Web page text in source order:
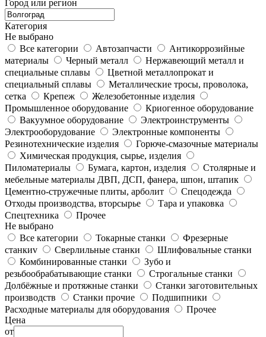
Город или регион
Категория
Не выбрано
Все категории
Автозапчасти
Антикоррозийные
материалы
Черный металл
Нержавеющий металл и
специальные сплавы
Цветной металлопрокат и
специальный сплавы
Металлические тросы, проволока,
сетка
Крепеж
Железобетонные изделия
Промышленное оборудование
Криогенное оборудование
Вакуумное оборудование
Электроинструменты
Электрооборудование
Электронные компоненты
Резинотехнические изделия
Горюче-смазочные материалы
Химическая продукция, сырье, изделия
Пиломатериалы
Бумага, картон, изделия
Столярные и
мебельные материалы ДВП, ДСП, фанера, шпон, штапик
Цементно-стружечные плиты, арболит
Спецодежда
Отходы производства, вторсырье
Тара и упаковка
Спецтехника
Прочее
Не выбрано
Все категории
Токарные станки
Фрезерные
станкиv
Сверлильные станки
Шлифовальные станки
Комбинированные станки
Зубо и
резьбообрабатывающие станки
Строгальные станки
Долбёжные и протяжные станки
Станки заготовительных
производств
Станки прочие
Подшипники
Расходные материалы для оборудования
Прочее
Цена
от